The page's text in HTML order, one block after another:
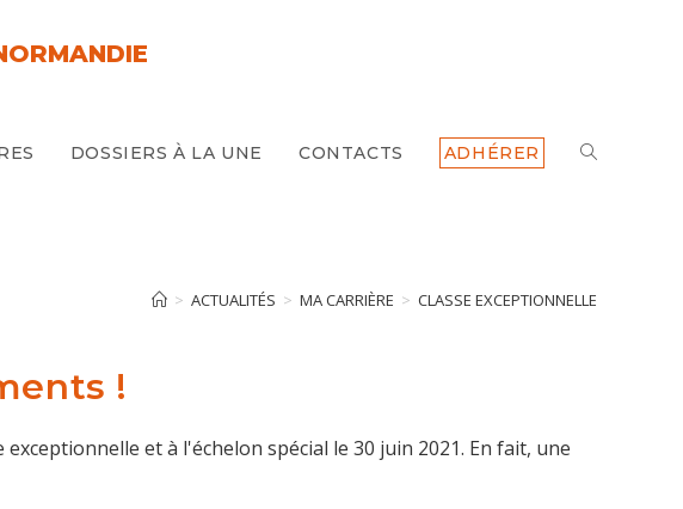
DOSSIERS À LA UNE CONTACTS ADHÉRER TOGGLE
SEARCH
> ACTUALITÉS > MA CARRIÈRE > CLASSE EXCEPTIONNELLE
!
et à l'échelon spécial le 30 juin 2021. En fait, une